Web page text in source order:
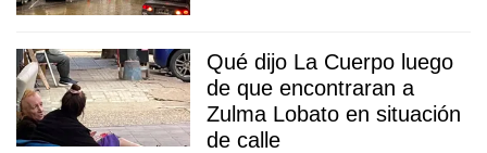
Qué dijo La Cuerpo luego
de que encontraran a
Zulma Lobato en situación
de calle